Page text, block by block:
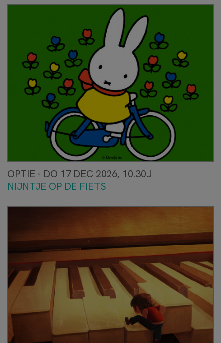
OPTIE - DO 17 DEC 2026, 10.30U
NIJNTJE OP DE FIETS